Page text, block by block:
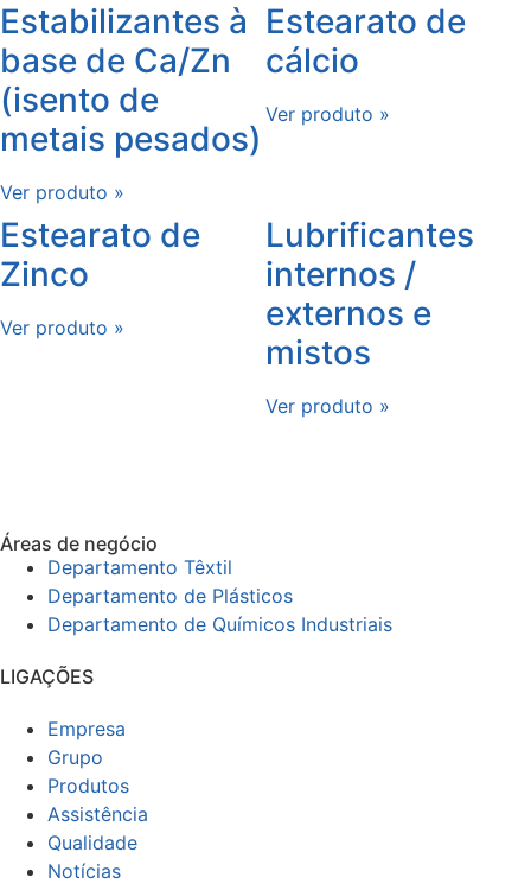
Estabilizantes à
base de Ca/Zn
(isento de
metais pesados)
Ver produto »
Estearato de
cálcio
Ver produto »
Estearato de
Zinco
Ver produto »
Lubrificantes
internos /
externos e
mistos
Ver produto »
Áreas de negócio
Departamento Têxtil
Departamento de Plásticos
Departamento de Químicos Industriais
LIGAÇÕES
Empresa
Grupo
Produtos
Assistência
Qualidade
Notícias